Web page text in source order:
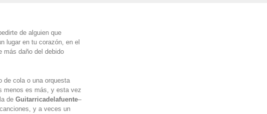
de alguien que
lugar en tu corazón, en el
más daño del debido
de cola o una orquesta
menos es más, y esta vez
la deGuitarricadelafuente–
y a veces un